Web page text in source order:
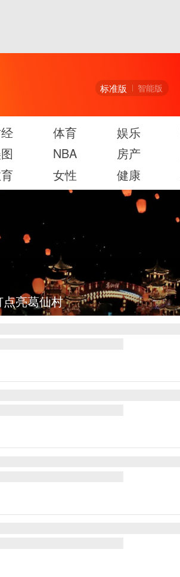
标准版 智能版
体育 娱乐
NBA 房产
女性 健康